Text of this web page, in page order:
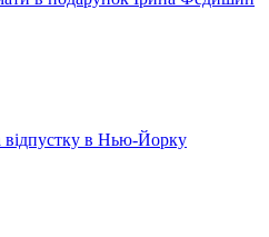
відпустку в Нью-Йорку